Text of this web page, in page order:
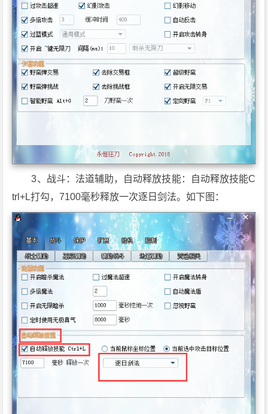
3、战斗：法道辅助，自动释放技能：自动释放技能C
trl+L打勾，7100毫秒释放一次逐日剑法。如下图：